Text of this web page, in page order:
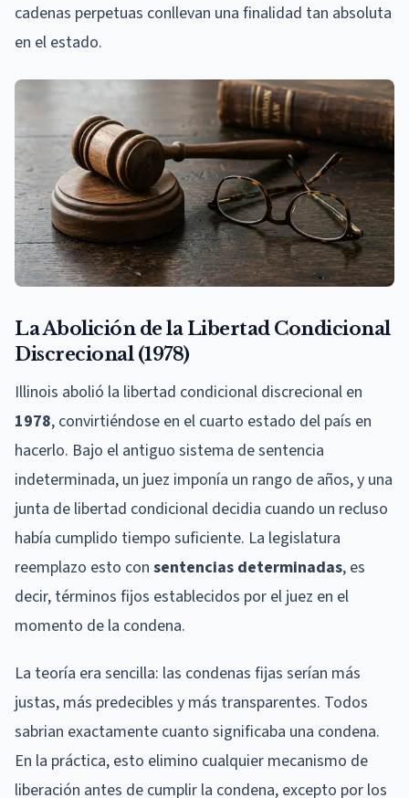
cadenas perpetuas conllevan una finalidad tan absoluta
en el estado.
La Abolición de la Libertad Condicional
Discrecional (1978)
Illinois abolió la libertad condicional discrecional en
1978, convirtiéndose en el cuarto estado del país en
hacerlo. Bajo el antiguo sistema de sentencia
indeterminada, un juez imponía un rango de años, y una
junta de libertad condicional decidia cuando un recluso
había cumplido tiempo suficiente. La legislatura
reemplazo esto con sentencias determinadas, es
decir, términos fijos establecidos por el juez en el
momento de la condena.
La teoría era sencilla: las condenas fijas serían más
justas, más predecibles y más transparentes. Todos
sabrian exactamente cuanto significaba una condena.
En la práctica, esto elimino cualquier mecanismo de
liberación antes de cumplir la condena, excepto por los